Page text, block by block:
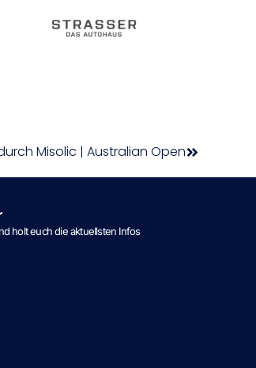
Misolic | Australian Open
holt euch die aktuellsten Infos